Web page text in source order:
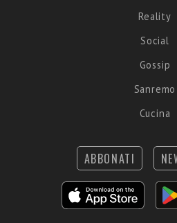
Reality
Social
Gossip
Sanremo
Cucina
ABBONATI